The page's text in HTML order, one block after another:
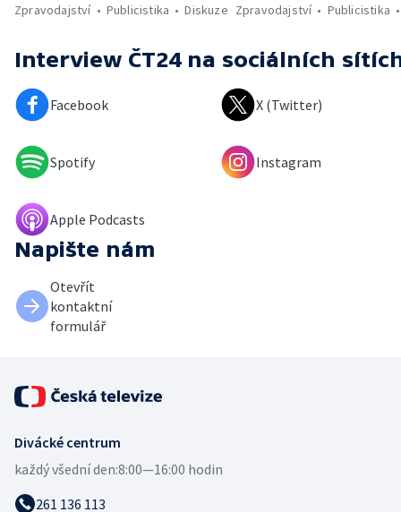
Zpravodajství
Publicistika Diskuze Zpravodajství
Publicistika
Interview ČT24 na sociálních
Facebook X (Twitter)
Spotify Instagram
Apple Podcasts
Napište nám
Otevřít
kontaktní
formulář
Divácké centrum
každý všední den:8:00—16:00 hodin
261 136 113